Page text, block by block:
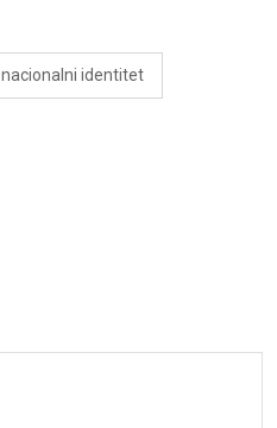
nacionalni identitet